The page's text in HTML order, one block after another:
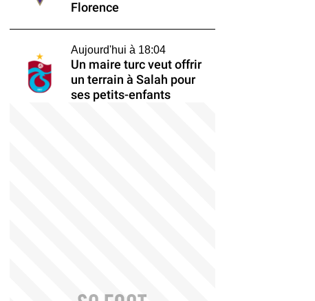
Florence
Aujourd'hui à 18:04
Un maire turc veut offrir
un terrain à Salah pour
ses petits-enfants